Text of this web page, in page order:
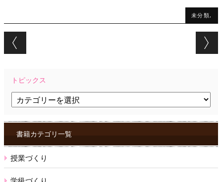
未分類,
Post navigation
トピックス
ク
ス書籍カテゴリ一覧
授業づくり